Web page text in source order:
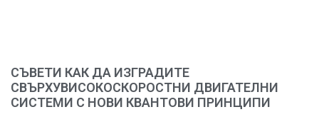
СЪВЕТИ КАК ДА ИЗГРАДИТЕ
СВЪРХУВИСОКОСКОРОСТНИ ДВИГАТЕЛНИ
СИСТЕМИ С НОВИ КВАНТОВИ ПРИНЦИПИ